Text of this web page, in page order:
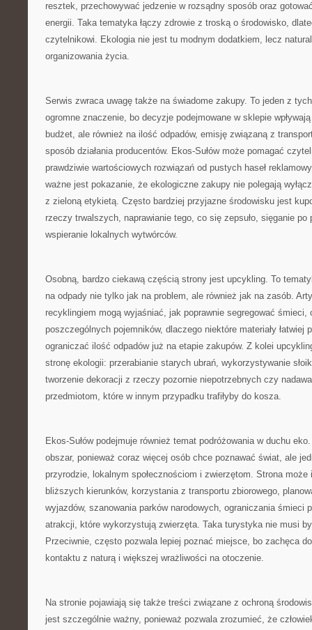
resztek, przechowywać jedzenie w rozsądny sposób oraz
energii. Taka tematyka łączy zdrowie z troską o środowisko,
czytelnikowi. Ekologia nie jest tu modnym dodatkiem, lecz
organizowania życia.
Serwis zwraca uwagę także na świadome zakupy. To jeden z
ogromne znaczenie, bo decyzje podejmowane w sklepie
budżet, ale również na ilość odpadów, emisję związaną z
sposób działania producentów. Ekos-Sułów może pomagać
prawdziwie wartościowych rozwiązań od pustych haseł
ważne jest pokazanie, że ekologiczne zakupy nie polegają
z zieloną etykietą. Często bardziej przyjazne środowisku jest
rzeczy trwalszych, naprawianie tego, co się zepsuło, sięganie po
wspieranie lokalnych wytwórców.
Osobną, bardzo ciekawą częścią strony jest upcykling. To
na odpady nie tylko jak na problem, ale również jak na zasób.
recyklingiem mogą wyjaśniać, jak poprawnie segregować śmieci,
poszczególnych pojemników, dlaczego niektóre materiały łatwiej
ograniczać ilość odpadów już na etapie zakupów. Z kolei
stronę ekologii: przerabianie starych ubrań, wykorzystywanie
tworzenie dekoracji z rzeczy pozornie niepotrzebnych czy
przedmiotom, które w innym przypadku trafiłyby do kosza.
Ekos-Sułów podejmuje również temat podróżowania w duchu
obszar, ponieważ coraz więcej osób chce poznawać świat, ale
przyrodzie, lokalnym społecznościom i zwierzętom. Strona może
bliższych kierunków, korzystania z transportu zbiorowego,
wyjazdów, szanowania parków narodowych, ograniczania śmieci
atrakcji, które wykorzystują zwierzęta. Taka turystyka nie musi
Przeciwnie, często pozwala lepiej poznać miejsce, bo zachęca
kontaktu z naturą i większej wrażliwości na otoczenie.
Na stronie pojawiają się także treści związane z ochroną
jest szczególnie ważny, ponieważ pozwala zrozumieć, że